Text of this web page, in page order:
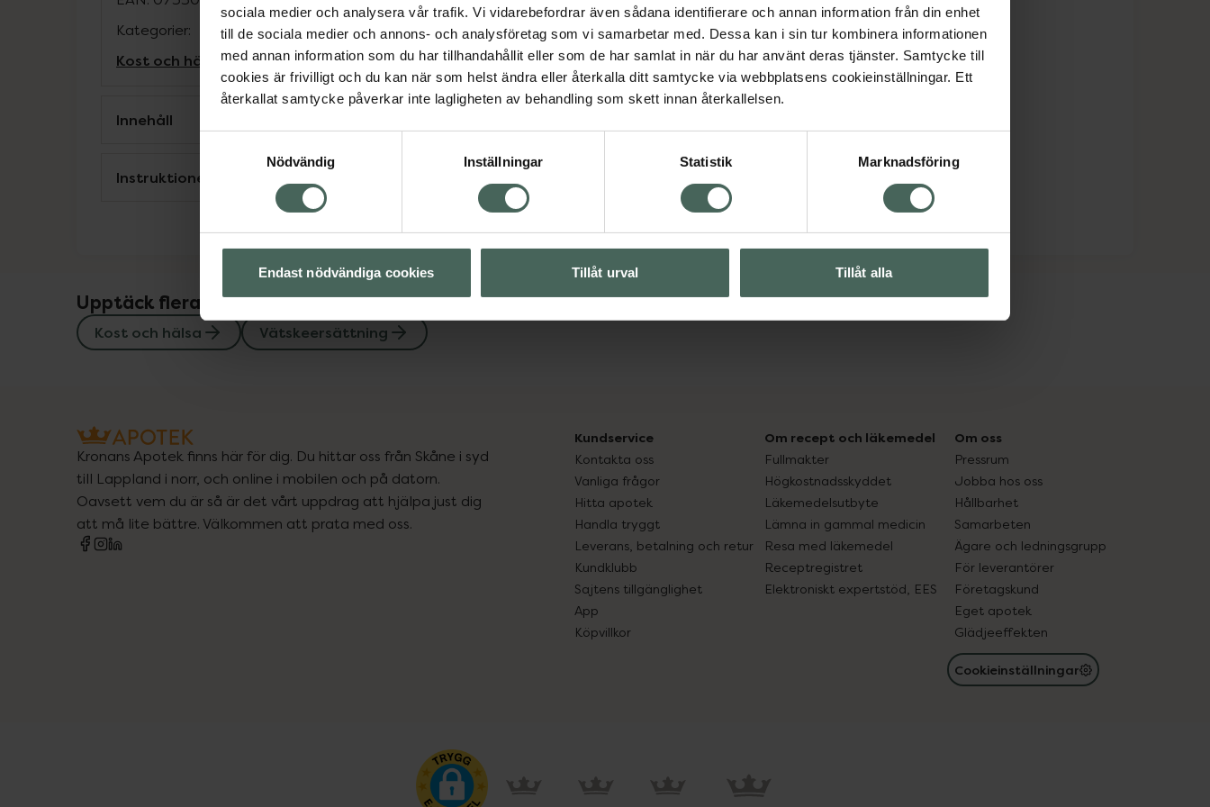
sociala medier och analysera vår trafik. Vi vidarebefordrar även sådana identifierare och annan information från din enhet
till de sociala medier och annons- och analysföretag som vi samarbetar med. Dessa kan i sin tur kombinera informationen
med annan information som du har tillhandahållit eller som de har samlat in när du har använt deras tjänster. Samtycke till
cookies är frivilligt och du kan när som helst ändra eller återkalla ditt samtycke via webbplatsens cookieinställningar. Ett
återkallat samtycke påverkar inte lagligheten av behandling som skett innan återkallelsen.
Nödvändig
Inställningar Statistik Marknadsföring
Endast nödvändiga cookies Tillåt urval Tillåt alla
Aktuella erbjudanden
Kategorier:
Kost och hälsaVätskeersättning
Innehåll
Instruktioner
Upptäck flera produkter inom
Kost och hälsa Vätskeersättning
Kronans Apotek finns här för dig. Du hittar oss från Skåne i syd
till Lappland i norr, och online i mobilen och på datorn.
Oavsett vem du är så är det vårt uppdrag att hjälpa just dig
att må lite bättre. Välkommen att prata med oss.
Kundservice
Kontakta oss
Vanliga frågor
Hitta apotek
Handla tryggt
Leverans, betalning och retur
Kundklubb
Sajtens tillgänglighet
App
Köpvillkor
Om recept och läkemedel
Fullmakter
Högkostnadsskyddet
Läkemedelsutbyte
Lämna in gammal medicin
Resa med läkemedel
Receptregistret
Elektroniskt expertstöd, EES
Om oss
Pressrum
Jobba hos oss
Hållbarhet
Samarbeten
Ägare och ledningsgrupp
För leverantörer
Företagskund
Eget apotek
Glädjeeffekten
Cookieinställningar